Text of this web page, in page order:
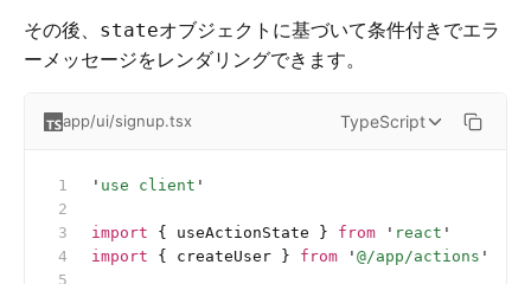
その後、 stateオブジェクトに基づいて条件付きでエラ
ーメッセージをレンダリングできます。
app/ui/signup.tsx TypeScript
' use client '
import { useActionState } from ' react '
import { createUser } from ' @/app/actions '